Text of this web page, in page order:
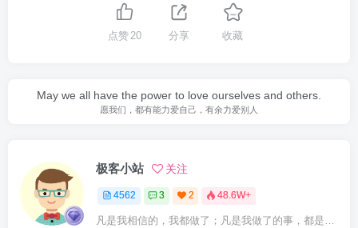
点赞 20 分享 收藏
May we all have the power to love ourselves and others.
愿我们，都有能力爱自己，有余力爱别人
极客小站 关注
4562 3 2 48.6W+
凡是我相信的，我都做了；凡是我做了的事，都是全身心地投入去做的